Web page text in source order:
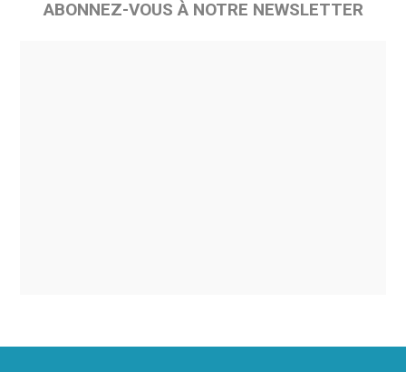
ABONNEZ-VOUS À NOTRE NEWSLETTER